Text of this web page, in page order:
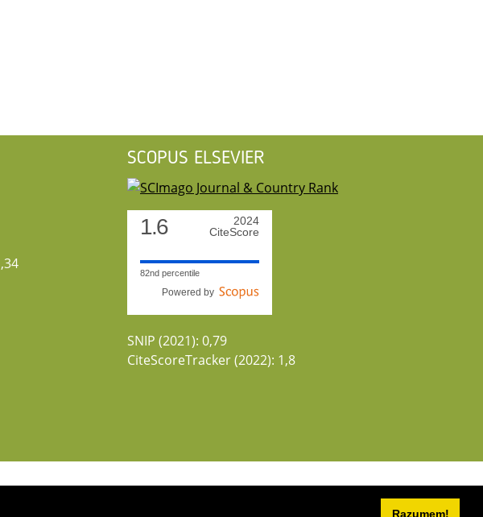
Razumem!
SCOPUS ELSEVIER
1.6
2024
CiteScore
82nd percentile
Powered by
SNIP (2021): 0,79
CiteScoreTracker (2022): 1,8